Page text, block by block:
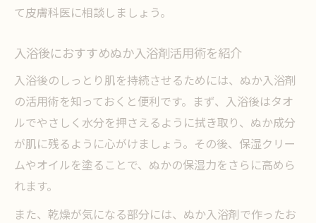
て皮膚科医に相談しましょう。
入浴後におすすめぬか入浴剤活用術を紹介
入浴後のしっとり肌を持続させるためには、ぬか入浴剤
の活用術を知っておくと便利です。まず、入浴後はタオ
ルでやさしく水分を押さえるように拭き取り、ぬか成分
が肌に残るように心がけましょう。その後、保湿クリー
ムやオイルを塗ることで、ぬかの保湿力をさらに高めら
れます。
また、乾燥が気になる部分には、ぬか入浴剤で作ったお